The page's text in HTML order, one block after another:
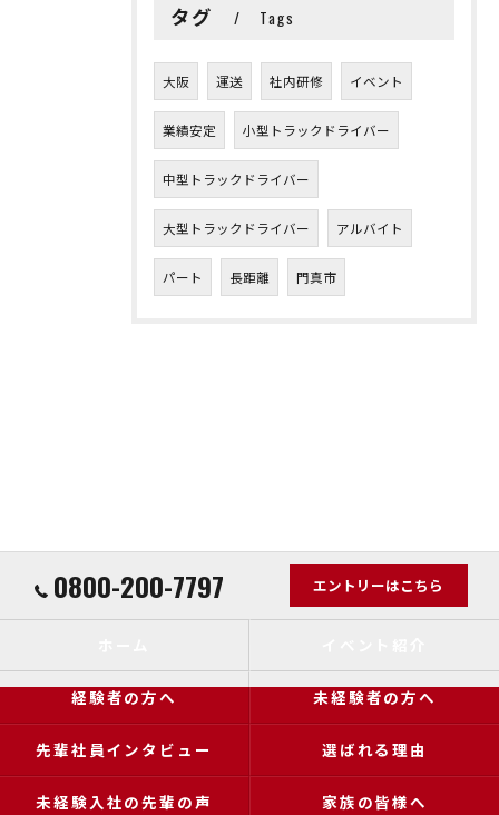
タグ Tags
大阪 運送 社内研修 イベント
業績安定 小型トラックドライバー
中型トラックドライバー
大型トラックドライバー アルバイト
パート 長距離 門真市
0800-200-7797 エントリーはこちら
経験者の方へ 未経験者の方へ
先輩社員インタビュー 選ばれる理由
未経験入社の先輩の声 家族の皆様へ